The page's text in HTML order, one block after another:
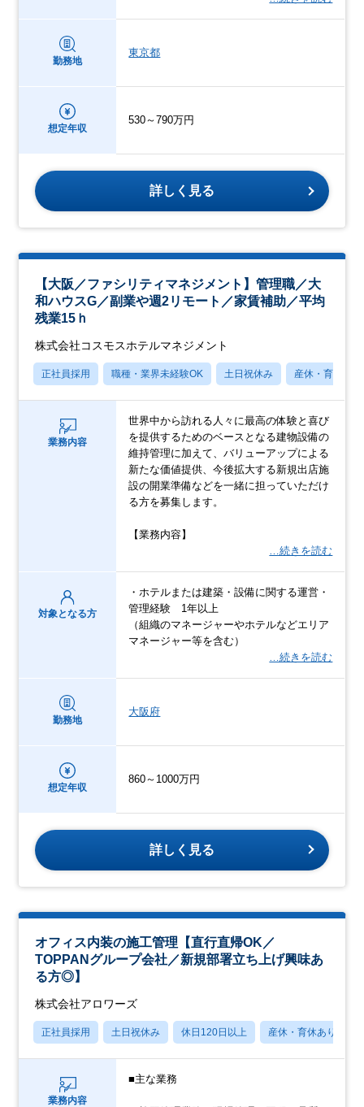
勤務地
東京都
想定年収
530～790万円
詳しく見る
【大阪／ファシリティマネジメント】管理職／大
和ハウスG／副業や週2リモート／家賃補助／平均
残業15ｈ
株式会社コスモスホテルマネジメント
正社員採用 職種・業界未経験OK 土日祝休み 産休・育休あり
業務内容
世界中から訪れる人々に最高の体験と喜び
を提供するためのベースとなる建物設備の
維持管理に加えて、バリューアップによる
新たな価値提供、今後拡大する新規出店施
設の開業準備などを一緒に担っていただけ
る方を募集します。
【業務内容】
…続きを読む
対象となる方
・ホテルまたは建築・設備に関する運営・
管理経験 1年以上
（組織のマネージャーやホテルなどエリア
マネージャー等を含む）
…続きを読む
勤務地
大阪府
想定年収
860～1000万円
詳しく見る
オフィス内装の施工管理【直行直帰OK／
TOPPANグループ会社／新規部署立ち上げ興味あ
る方◎】
株式会社アロワーズ
正社員採用 土日祝休み 休日120日以上 産休・育休あり
業務内容
■主な業務